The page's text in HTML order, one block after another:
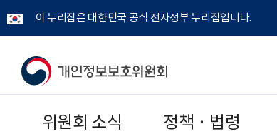
이 누리집은 대한민국 공식 전자정부 누리집입니다.
개
위원회 소식 정책 · 법령